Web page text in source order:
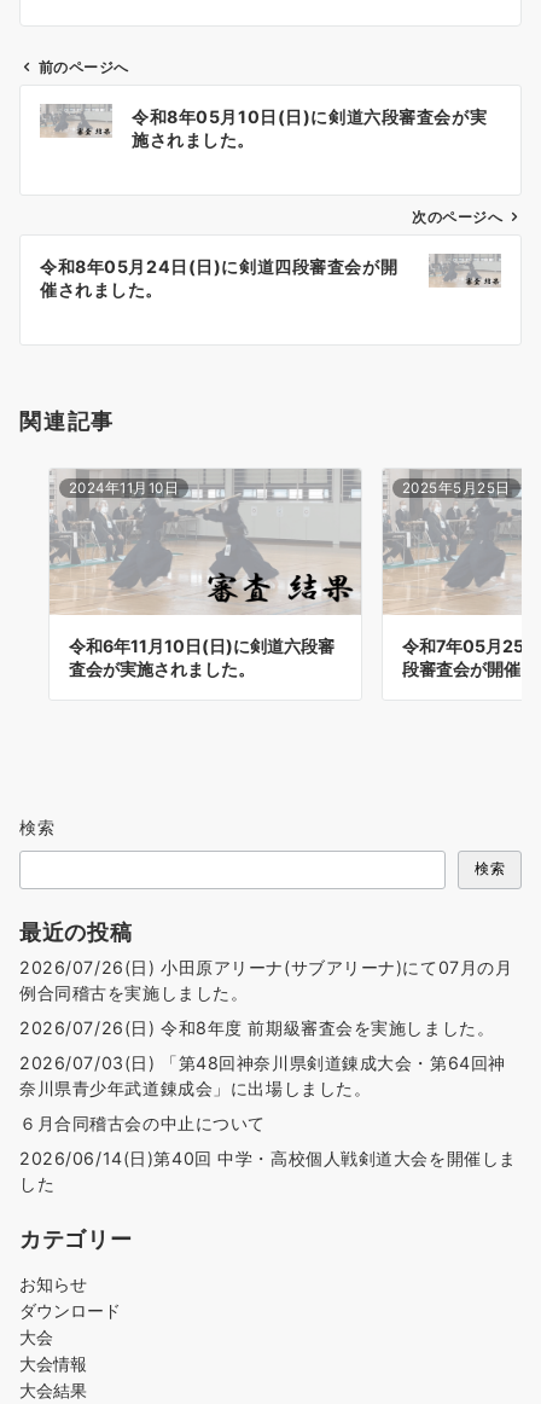
ン
前のページへ
令和8年05月10日(日)に剣道六段審査会が実
施されました。
次のページへ
令和8年05月24日(日)に剣道四段審査会が開
催されました。
関連記事
2024年11月10日
令和6年11月10日(日)に剣道六段審
査会が実施されました。
2025年5月25日
令和7年05月25
段審査会が開催
検索
検索
最近の投稿
2026/07/26(日) 小田原アリーナ(サブアリーナ)にて07月の月
例合同稽古を実施しました。
2026/07/26(日) 令和8年度 前期級審査会を実施しました。
2026/07/03(日) 「第48回神奈川県剣道錬成大会・第64回神
奈川県青少年武道錬成会」に出場しました。
６月合同稽古会の中止について
2026/06/14(日)第40回 中学・高校個人戦剣道大会を開催しま
した
カテゴリー
お知らせ
ダウンロード
大会
大会情報
大会結果